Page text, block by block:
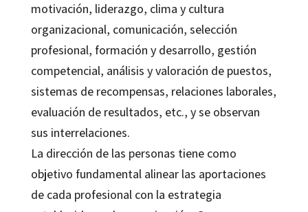
motivación, liderazgo, clima y cultura
organizacional, comunicación, selección
profesional, formación y desarrollo, gestión
competencial, análisis y valoración de puestos,
sistemas de recompensas, relaciones laborales,
evaluación de resultados, etc., y se observan
sus interrelaciones.
La dirección de las personas tiene como
objetivo fundamental alinear las aportaciones
de cada profesional con la estrategia